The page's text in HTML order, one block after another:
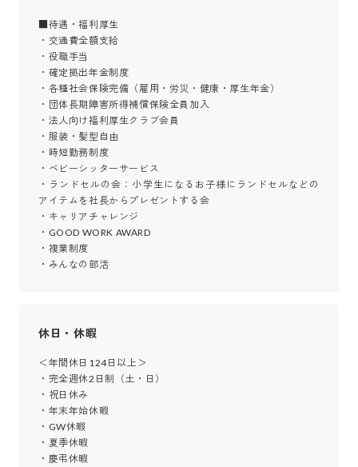
■待遇・福利厚生
・交通費全額支給
・役職手当
・確定拠出年金制度
・各種社会保険完備（雇用・労災・健康・厚生年金）
・団体長期障害所得補償保険全員加入
・法人向け福利厚生クラブ会員
・服装・髪型自由
・時短勤務制度
・ベビーシッターサービス
・ランドセルの会：小学生になるお子様にランドセルなどの
アイテムを社長からプレゼントする会
・キャリアチャレンジ
・GOOD WORK AWARD
・複業制度
・みんなの部活
休日・休暇
＜年間休日124日以上＞
・完全週休2日制（土・日）
・祝日休み
・年末年始休暇
・GW休暇
・夏季休暇
・慶弔休暇